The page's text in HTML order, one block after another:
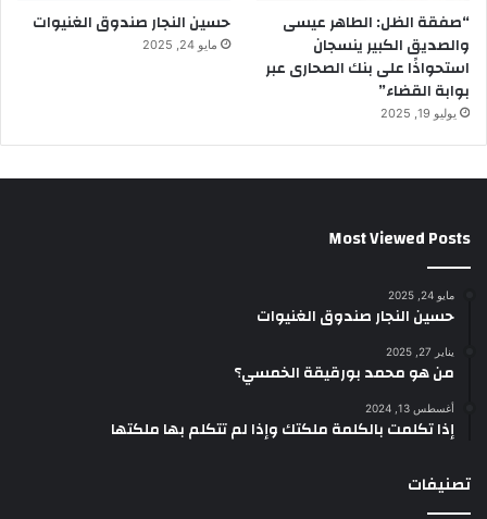
“صفقة الظل: الطاهر عيسى
والصديق الكبير ينسجان
استحواذًا على بنك الصحارى عبر
بوابة القضاء”
يوليو 19, 2025
حسين النجار صندوق الغنيوات
مايو 24, 2025
Most Viewed Posts
مايو 24, 2025
حسين النجار صندوق الغنيوات
يناير 27, 2025
من هو محمد بورقيقة الخمسي؟
أغسطس 13, 2024
إذا تكلمت بالكلمة ملكتك وإذا لم تتكلم بها ملكتها
تصنيفات